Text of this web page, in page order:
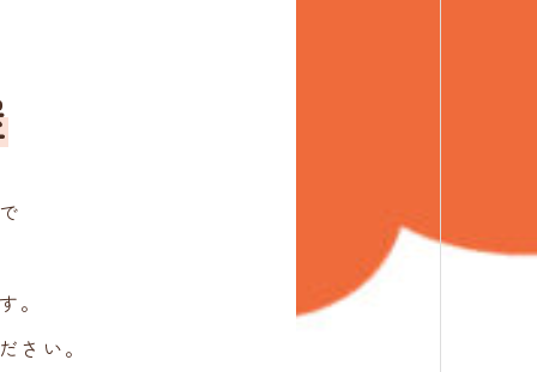
。
さい。